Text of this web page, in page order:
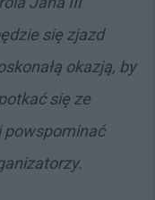
się zjazd
okazją, by
się ze
powspominać